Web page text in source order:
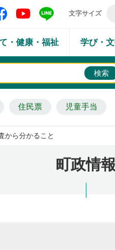
町 Instagram
矢吹町 Facebook
矢吹町 YouTube
矢吹町 LINE
文字サイズ
・健康・福祉 学び・
住民票 児童手当
から分かること
町政情報